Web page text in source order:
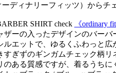
ーディナリーフィッツ）から
《ordinary
ザーの入ったデザインのバーバ
ルエットで、ゆるくふわっと広
すぎずのギンガムチェック柄リ
のある質感ですが、着るうちに